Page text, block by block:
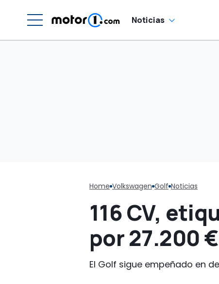
Noticias
Home Volkswagen Golf Noticias
116 CV,
por 27.200
El Golf sigue empeñado en